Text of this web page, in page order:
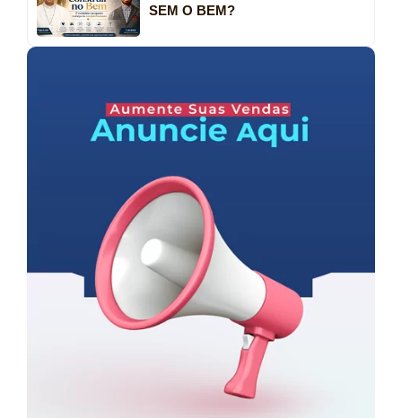
SEM O BEM?